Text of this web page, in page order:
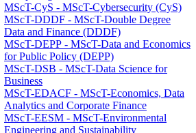
MScT-CyS - MScT-Cybersecurity (CyS)
MScT-DDDF - MScT-Double Degree
Data and Finance (DDDF)
MScT-DEPP - MScT-Data and Economics
for Public Policy (DEPP)
MScT-DSB - MScT-Data Science for
Business
MScT-EDACF - MScT-Economics, Data
Analytics and Corporate Finance
MScT-EESM - MScT-Environmental
Engineering and Sustainability